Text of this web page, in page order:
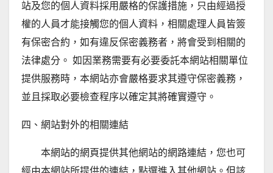
站及您的個人資料採用嚴格的保護措施，只由經過授
權的人員才能接觸您的個人資料，相關處理人員皆簽
有保密合約，如有違反保密義務者，將會受到相關的
法律處分。 如因業務需要有必要委託本網站相關單位
提供服務時，本網站亦會嚴格要求其遵守保密義務，
並且採取必要檢查程序以確定其將確實遵守。
四、網站對外的相關連結
本網站的網頁提供其他網站的網路連結，您也可
經由本網站所提供的連結，點選進入其他網站。但該